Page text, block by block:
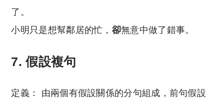
了。
小明只是想幫鄰居的忙， 卻無意中做了錯事。
7. 假設複句
定義： 由兩個有假設關係的分句組成，前句假設